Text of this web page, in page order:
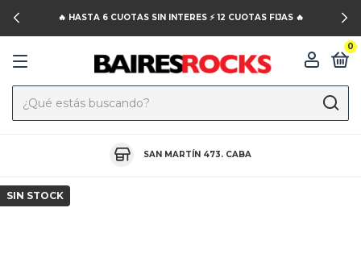
🔥 HASTA 6 CUOTAS SIN INTERES ⚡️ 12 CUOTAS FIJAS 🔥
0
SAN MARTÍN 473. CABA
SIN STOCK